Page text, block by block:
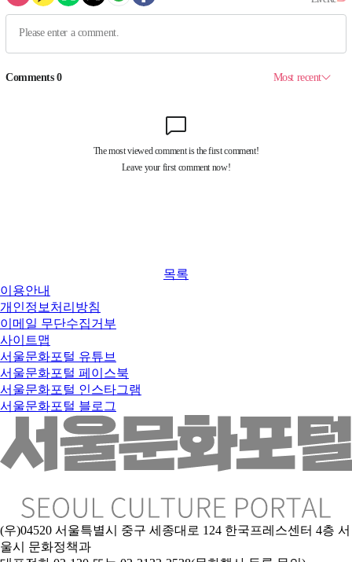
목록
이용안내
개인정보처리방침
이메일 무단수집거부
사이트맵
서울문화포털 유튜브
서울문화포털 페이스북
서울문화포털 인스타그램
서울문화포털 블로그
(우)04520 서울특별시 중구 세종대로 124 한국프레스센터 4층 서
울시 문화정책과